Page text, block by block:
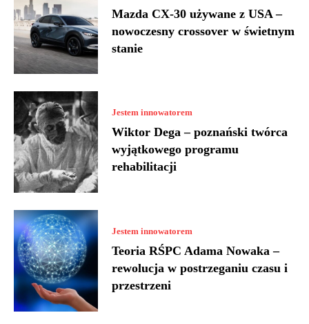
Mazda CX-30 używane z USA –
nowoczesny crossover w świetnym
stanie
Jestem innowatorem
Wiktor Dega – poznański twórca
wyjątkowego programu
rehabilitacji
Jestem innowatorem
Teoria RŚPC Adama Nowaka –
rewolucja w postrzeganiu czasu i
przestrzeni